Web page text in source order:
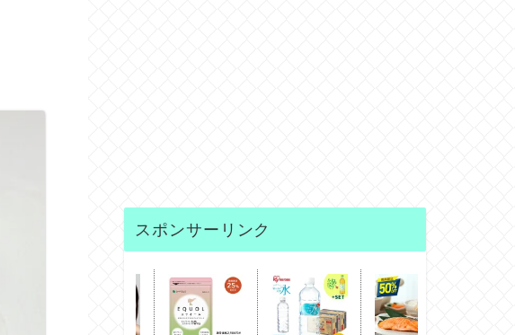
スポンサーリンク